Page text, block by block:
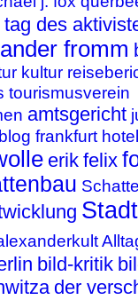
tag des
fromm
kultur
tourismusverein
amtsgericht
frankfurt hotel
erik felix
bild-kritik
der